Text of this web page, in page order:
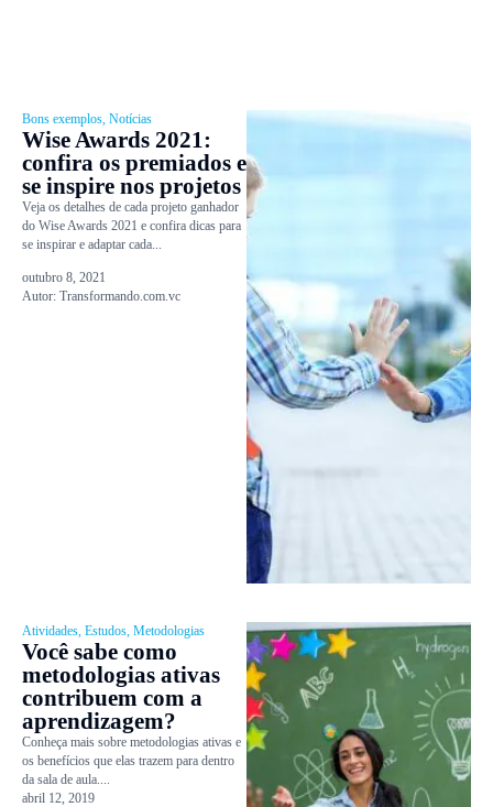
Bons exemplos, Notícias
Wise Awards 2021:
confira os premiados e
se inspire nos projetos
Veja os detalhes de cada projeto ganhador
do Wise Awards 2021 e confira dicas para
se inspirar e adaptar cada...
outubro 8, 2021
Autor: Transformando.com.vc
Atividades, Estudos, Metodologias
Você sabe como
metodologias ativas
contribuem com a
aprendizagem?
Conheça mais sobre metodologias ativas e
os benefícios que elas trazem para dentro
da sala de aula....
abril 12, 2019